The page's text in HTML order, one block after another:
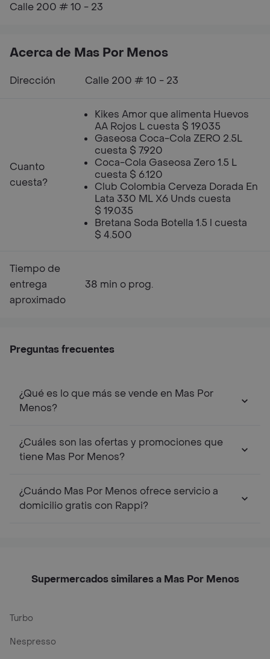
Calle 200 # 10 - 23
Acerca de Mas Por Menos
Dirección Calle 200 # 10 - 23
Cuanto
cuesta?
Kikes Amor que alimenta Huevos
AA Rojos L cuesta $ 19.035
Gaseosa Coca-Cola ZERO 2.5L
cuesta $ 7.920
Coca-Cola Gaseosa Zero 1.5 L
cuesta $ 6.120
Club Colombia Cerveza Dorada En
Lata 330 ML X6 Unds cuesta
$ 19.035
Bretana Soda Botella 1.5 l cuesta
$ 4.500
Tiempo de
entrega
aproximado
38 min o prog.
Preguntas frecuentes
¿Qué es lo que más se vende en Mas Por
Menos?
¿Cuáles son las ofertas y promociones que
tiene Mas Por Menos?
¿Cuándo Mas Por Menos ofrece servicio a
domicilio gratis con Rappi?
Supermercados similares a Mas Por Menos
Turbo
Nespresso